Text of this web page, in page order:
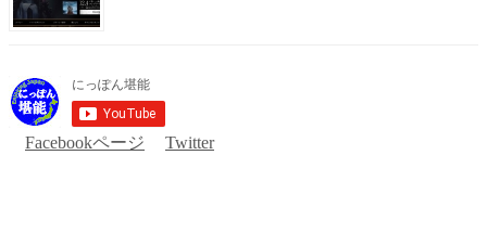
Facebookページ Twitter